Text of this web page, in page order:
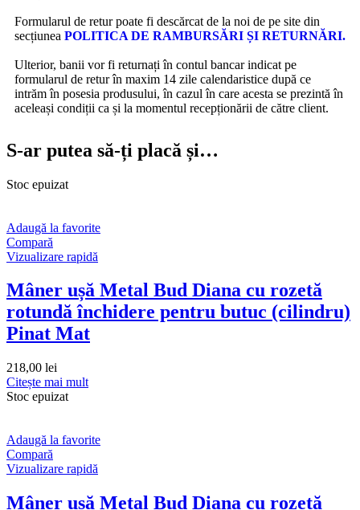
Formularul de retur poate fi descărcat de la noi de pe site din
secțiunea POLITICA DE RAMBURSĂRI ȘI RETURNĂRI.
Ulterior, banii vor fi returnați în contul bancar indicat pe
formularul de retur în maxim 14 zile calendaristice după ce
intrăm în posesia produsului, în cazul în care acesta se prezintă în
aceleași condiții ca și la momentul recepționării de către client.
S-ar putea să-ți placă și…
Stoc epuizat
Adaugă la favorite
Compară
Vizualizare rapidă
Mâner ușă Metal Bud Diana cu rozetă
rotundă închidere pentru butuc (cilindru)
Pinat Mat
218,00 lei
Citește mai mult
Stoc epuizat
Adaugă la favorite
Compară
Vizualizare rapidă
Mâner ușă Metal Bud Diana cu rozetă